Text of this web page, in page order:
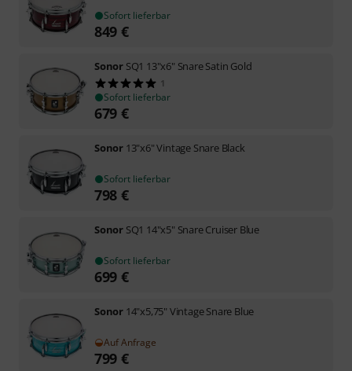
Sofort lieferbar
849 €
Sonor SQ1 13"x6" Snare Satin Gold
1
Sofort lieferbar
679 €
Sonor 13"x6" Vintage Snare Black
Sofort lieferbar
798 €
Sonor SQ1 14"x5" Snare Cruiser Blue
Sofort lieferbar
699 €
Sonor 14"x5,75" Vintage Snare Blue
Auf Anfrage
799 €